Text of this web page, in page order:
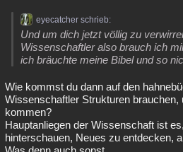
eyecatcher schrieb:
Und um dich jetzt völlig zu
Wissenschaftler also brauch ich
ich bräuchte meine Bibel und so
Wie kommst du dann auf den
Wissenschaftler Strukturen brauchen,
kommen?
Hauptanliegen der Wissenschaft ist
hinterschauen, Neues zu entdecken,